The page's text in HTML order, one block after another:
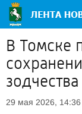
В Томске
зодчества
29 мая 2026, 14:36